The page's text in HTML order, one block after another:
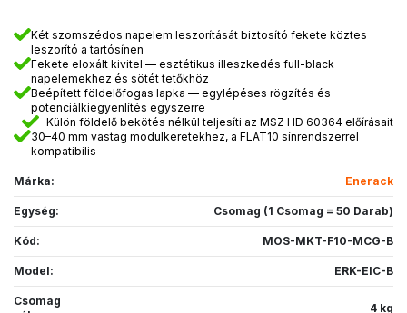
Két szomszédos napelem leszorítását biztosító fekete köztes
leszorító a tartósínen
Fekete eloxált kivitel — esztétikus illeszkedés full-black
napelemekhez és sötét tetőkhöz
Beépített földelőfogas lapka — egylépéses rögzítés és
potenciálkiegyenlítés egyszerre
Külön földelő bekötés nélkül teljesíti az MSZ HD 60364 előírásait
30–40 mm vastag modulkeretekhez, a FLAT10 sínrendszerrel
kompatibilis
Márka: Enerack
Egység: Csomag (1 Csomag = 50 Darab)
Kód: MOS-MKT-F10-MCG-B
Model: ERK-EIC-B
Csomag
4 kg